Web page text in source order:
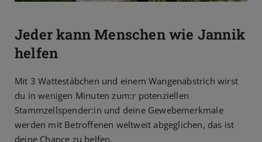
Jeder kann Menschen wie Jannik
helfen
Mit 3 Wattestäbchen und einem Wangenabstrich wirst
du in wenigen Minuten zum:r potenziellen
Stammzellspender:in und deine Gewebemerkmale
werden mit Betroffenen weltweit abgeglichen, das ist
deine Chance zu helfen.